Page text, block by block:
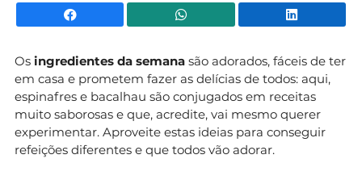
Facebook WhatsApp
Os ingredientes da semana são adorados, fáceis de ter
em casa e prometem fazer as delícias de todos: aqui,
espinafres e bacalhau são conjugados em receitas
muito saborosas e que, acredite, vai mesmo querer
experimentar. Aproveite estas ideias para conseguir
refeições diferentes e que todos vão adorar.